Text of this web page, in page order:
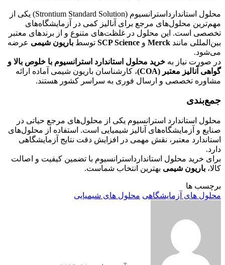
محلول استاندارداسترانسیوم (Strontium Standard Solution) یکی از
مهم‌ترین محلول‌های مرجع برای آنالیز کمی در آزمایشگاه‌های
تخصصی است. این محلول در غلظت‌های متنوع و از برندهای معتبر
بین‌المللی مانند Merck و SCP Science توسط باریون شیمی عرضه
می‌شود.
در صورت نیاز به خرید محلول استاندارد استرانسیوم با خلوص بالا و
گواهی آنالیز معتبر (COA)
، کارشناسان باریون شیمی آماده ارائه
مشاوره تخصصی و ارسال فوری به سراسر کشور هستند.
جمع‌بندی
محلول استاندارد استرانسیوم یکی از محلول‌های مرجع حیاتی در
صنایع و آزمایشگاه‌های آنالیز شیمیایی است. استفاده از محلول‌های
استاندارد معتبر، نقش مهمی در افزایش دقت نتایج آزمایشگاهی
دارد.
برای خرید محلول استاندارداسترانسیوم با تضمین کیفیت و اصالت
کالا، باریون شیمی بهترین انتخاب شماست.
برچسب ها
محلول های آزمایشگاهی محلول های شیمیایی